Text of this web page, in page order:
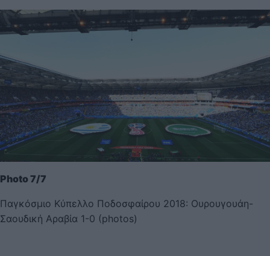
Photo 7/7
Παγκόσμιο Κύπελλο Ποδοσφαίρου 2018: Ουρουγουάη-
Σαουδική Αραβία 1-0 (photos)